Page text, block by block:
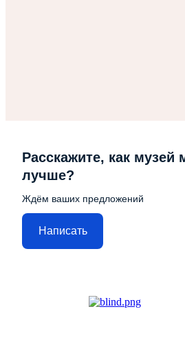
Расскажите, как музей
лучше?
Ждём ваших предложений
Написать